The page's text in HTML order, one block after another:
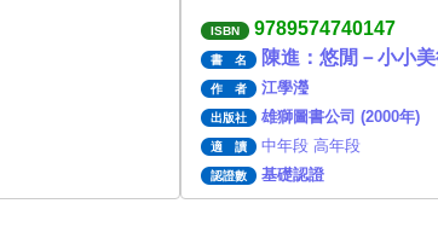
ISBN 9789574740147
書 名 陳進：悠閒－小小
作 者 江學瀅
出版社 雄獅圖書公司 (2000年)
適 讀 中年段 高年段
認證數 基礎認證